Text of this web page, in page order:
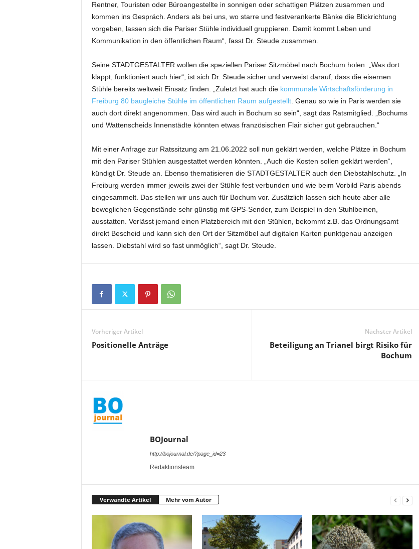
Rentner, Touristen oder Büroangestellte in sonnigen oder schattigen Plätzen zusammen und
kommen ins Gespräch. Anders als bei uns, wo starre und festverankerte Bänke die Blickrichtung
vorgeben, lassen sich die Pariser Stühle individuell gruppieren. Damit kommt Leben und
Kommunikation in den öffentlichen Raum“, fasst Dr. Steude zusammen.
Seine STADTGESTALTER wollen die speziellen Pariser Sitzmöbel nach Bochum holen. „Was dort
klappt, funktioniert auch hier“, ist sich Dr. Steude sicher und verweist darauf, dass die eisernen
Stühle bereits weltweit Einsatz finden. „Zuletzt hat auch die kommunale Wirtschaftsförderung in
Freiburg 80 baugleiche Stühle im öffentlichen Raum aufgestellt. Genau so wie in Paris werden sie
auch dort direkt angenommen. Das wird auch in Bochum so sein“, sagt das Ratsmitglied. „Bochums
und Wattenscheids Innenstädte könnten etwas französischen Flair sicher gut gebrauchen.“
Mit einer Anfrage zur Ratssitzung am 21.06.2022 soll nun geklärt werden, welche Plätze in Bochum
mit den Pariser Stühlen ausgestattet werden könnten. „Auch die Kosten sollen geklärt werden“,
kündigt Dr. Steude an. Ebenso thematisieren die STADTGESTALTER auch den Diebstahlschutz. „In
Freiburg werden immer jeweils zwei der Stühle fest verbunden und wie beim Vorbild Paris abends
eingesammelt. Das stellen wir uns auch für Bochum vor. Zusätzlich lassen sich heute aber alle
beweglichen Gegenstände sehr günstig mit GPS-Sender, zum Beispiel in den Stuhlbeinen,
ausstatten. Verlässt jemand einen Platzbereich mit den Stühlen, bekommt z.B. das Ordnungsamt
direkt Bescheid und kann sich den Ort der Sitzmöbel auf digitalen Karten punktgenau anzeigen
lassen. Diebstahl wird so fast unmöglich“, sagt Dr. Steude.
Vorheriger Artikel
Positionelle Anträge
Nächster Artikel
Beteiligung an Trianel birgt Risiko für
Bochum
BOJournal
http://bojournal.de/?page_id=23
Redaktionsteam
Verwandte Artikel Mehr vom Autor